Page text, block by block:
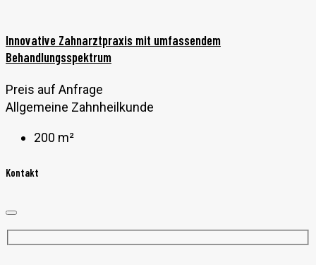
Innovative Zahnarztpraxis mit umfassendem
Behandlungsspektrum
Preis auf Anfrage
Allgemeine Zahnheilkunde
200 m²
Kontakt